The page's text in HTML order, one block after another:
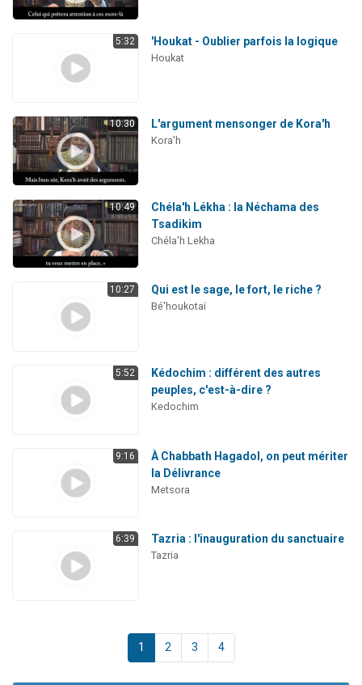
5:32 'Houkat - Oublier parfois la logique
Houkat
10:30 L'argument mensonger de Kora'h
Kora'h
10:49
Chéla'h Lékha : la Néchama des
Tsadikim
Chéla'h Lekha
10:27 Qui est le sage, le fort, le riche ?
Bé'houkotaï
5:52
Kédochim : différent des autres
peuples, c'est-à-dire ?
Kedochim
9:16
À Chabbath Hagadol, on peut mériter
la Délivrance
Metsora
6:39 Tazria : l'inauguration du sanctuaire
Tazria
1 2 3 4